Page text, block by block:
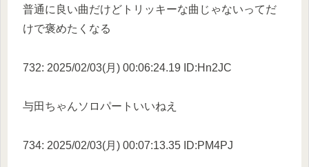
普通に良い曲だけどトリッキーな曲じゃないってだ
けで褒めたくなる
732: 2025/02/03(月) 00:06:24.19 ID:Hn2JC
与田ちゃんソロパートいいねえ
734: 2025/02/03(月) 00:07:13.35 ID:PM4PJ